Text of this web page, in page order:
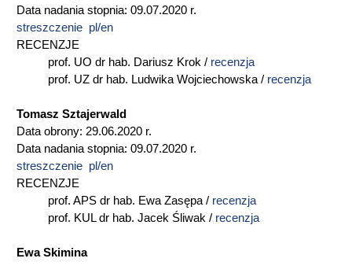
Data nadania stopnia: 09.07.2020 r.
streszczenie pl/en
RECENZJE
prof. UO dr hab. Dariusz Krok / recenzja
prof. UZ dr hab. Ludwika Wojciechowska / recenzja
Tomasz Sztajerwald
Data obrony: 29.06.2020 r.
Data nadania stopnia: 09.07.2020 r.
streszczenie pl/en
RECENZJE
prof. APS dr hab. Ewa Zasępa / recenzja
prof. KUL dr hab. Jacek Śliwak / recenzja
Ewa Skimina